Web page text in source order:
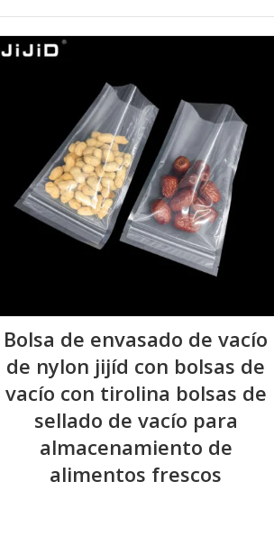
Bolsa de envasado de vacío
de nylon jijíd con bolsas de
vacío con tirolina bolsas de
sellado de vacío para
almacenamiento de
alimentos frescos